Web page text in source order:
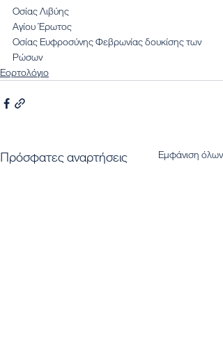
Οσίας Λιβύης
Αγίου Έρωτος
Οσίας Ευφροσύνης Φεβρωνίας δουκίσης των
Ρώσων
Εορτολόγιο
Πρόσφατες αναρτήσεις Εμφάνιση όλων